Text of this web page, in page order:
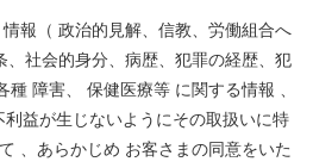
報（ 政治的見解、信教、労働組合へ
社会的身分、病歴、犯罪の経歴、犯
障害、 保健医療等 に関する情報 、
益が生じないようにその取扱いに特
、あらかじめ お客さまの同意をいた